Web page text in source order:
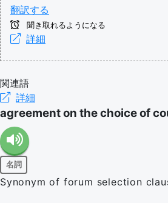
翻訳する
聞き取れるようになる
詳細
関連語
詳細
agreement on the choice of
名詞
Synonym of forum selection